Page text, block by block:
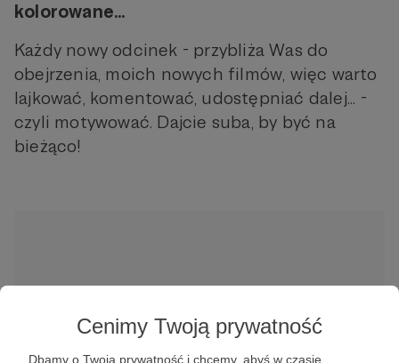
Cenimy Twoją prywatność
Dbamy o Twoją prywatność i chcemy, abyś w czasie
kolorowane...
Każdy nowy odcinek - przybliża Was do
obejrzenia, moich nowych filmów, więc warto
lajkować, komentować, udostępniać dalej... -
czyli motywować. Dajcie suba, by być na
bieżąco!
W tym miejscu powinna być zewnętrzna